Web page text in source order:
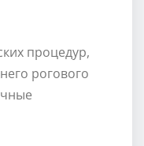
процедур,
рогового